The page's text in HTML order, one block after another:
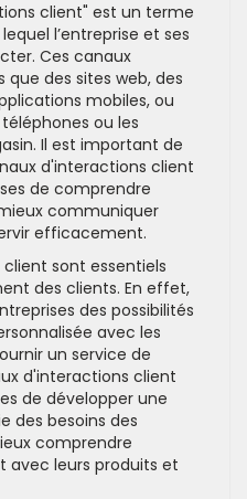
client" est un terme
l’entreprise et ses
Ces canaux
des sites web, des
mobiles, ou
ou les
Il est important de
d'interactions client
de comprendre
communiquer
efficacement.
sont essentiels
des clients. En effet,
des possibilités
avec les
un service de
d'interactions client
de développer une
des besoins des
comprendre
avec leurs produits et